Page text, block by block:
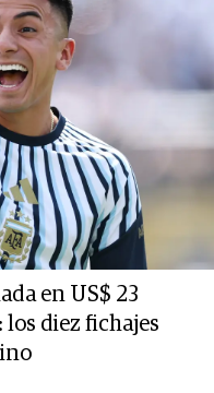
en US$ 23
diez fichajes